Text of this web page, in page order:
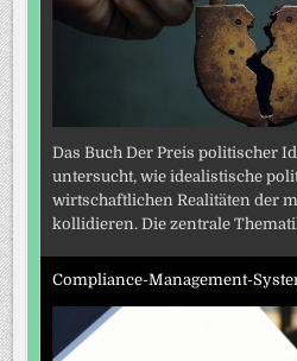
Das Buch Der Preis politischer
untersucht, wie idealistische
wirtschaftlichen Realitäten der
kollidieren. Die zentrale
Compliance-Management-